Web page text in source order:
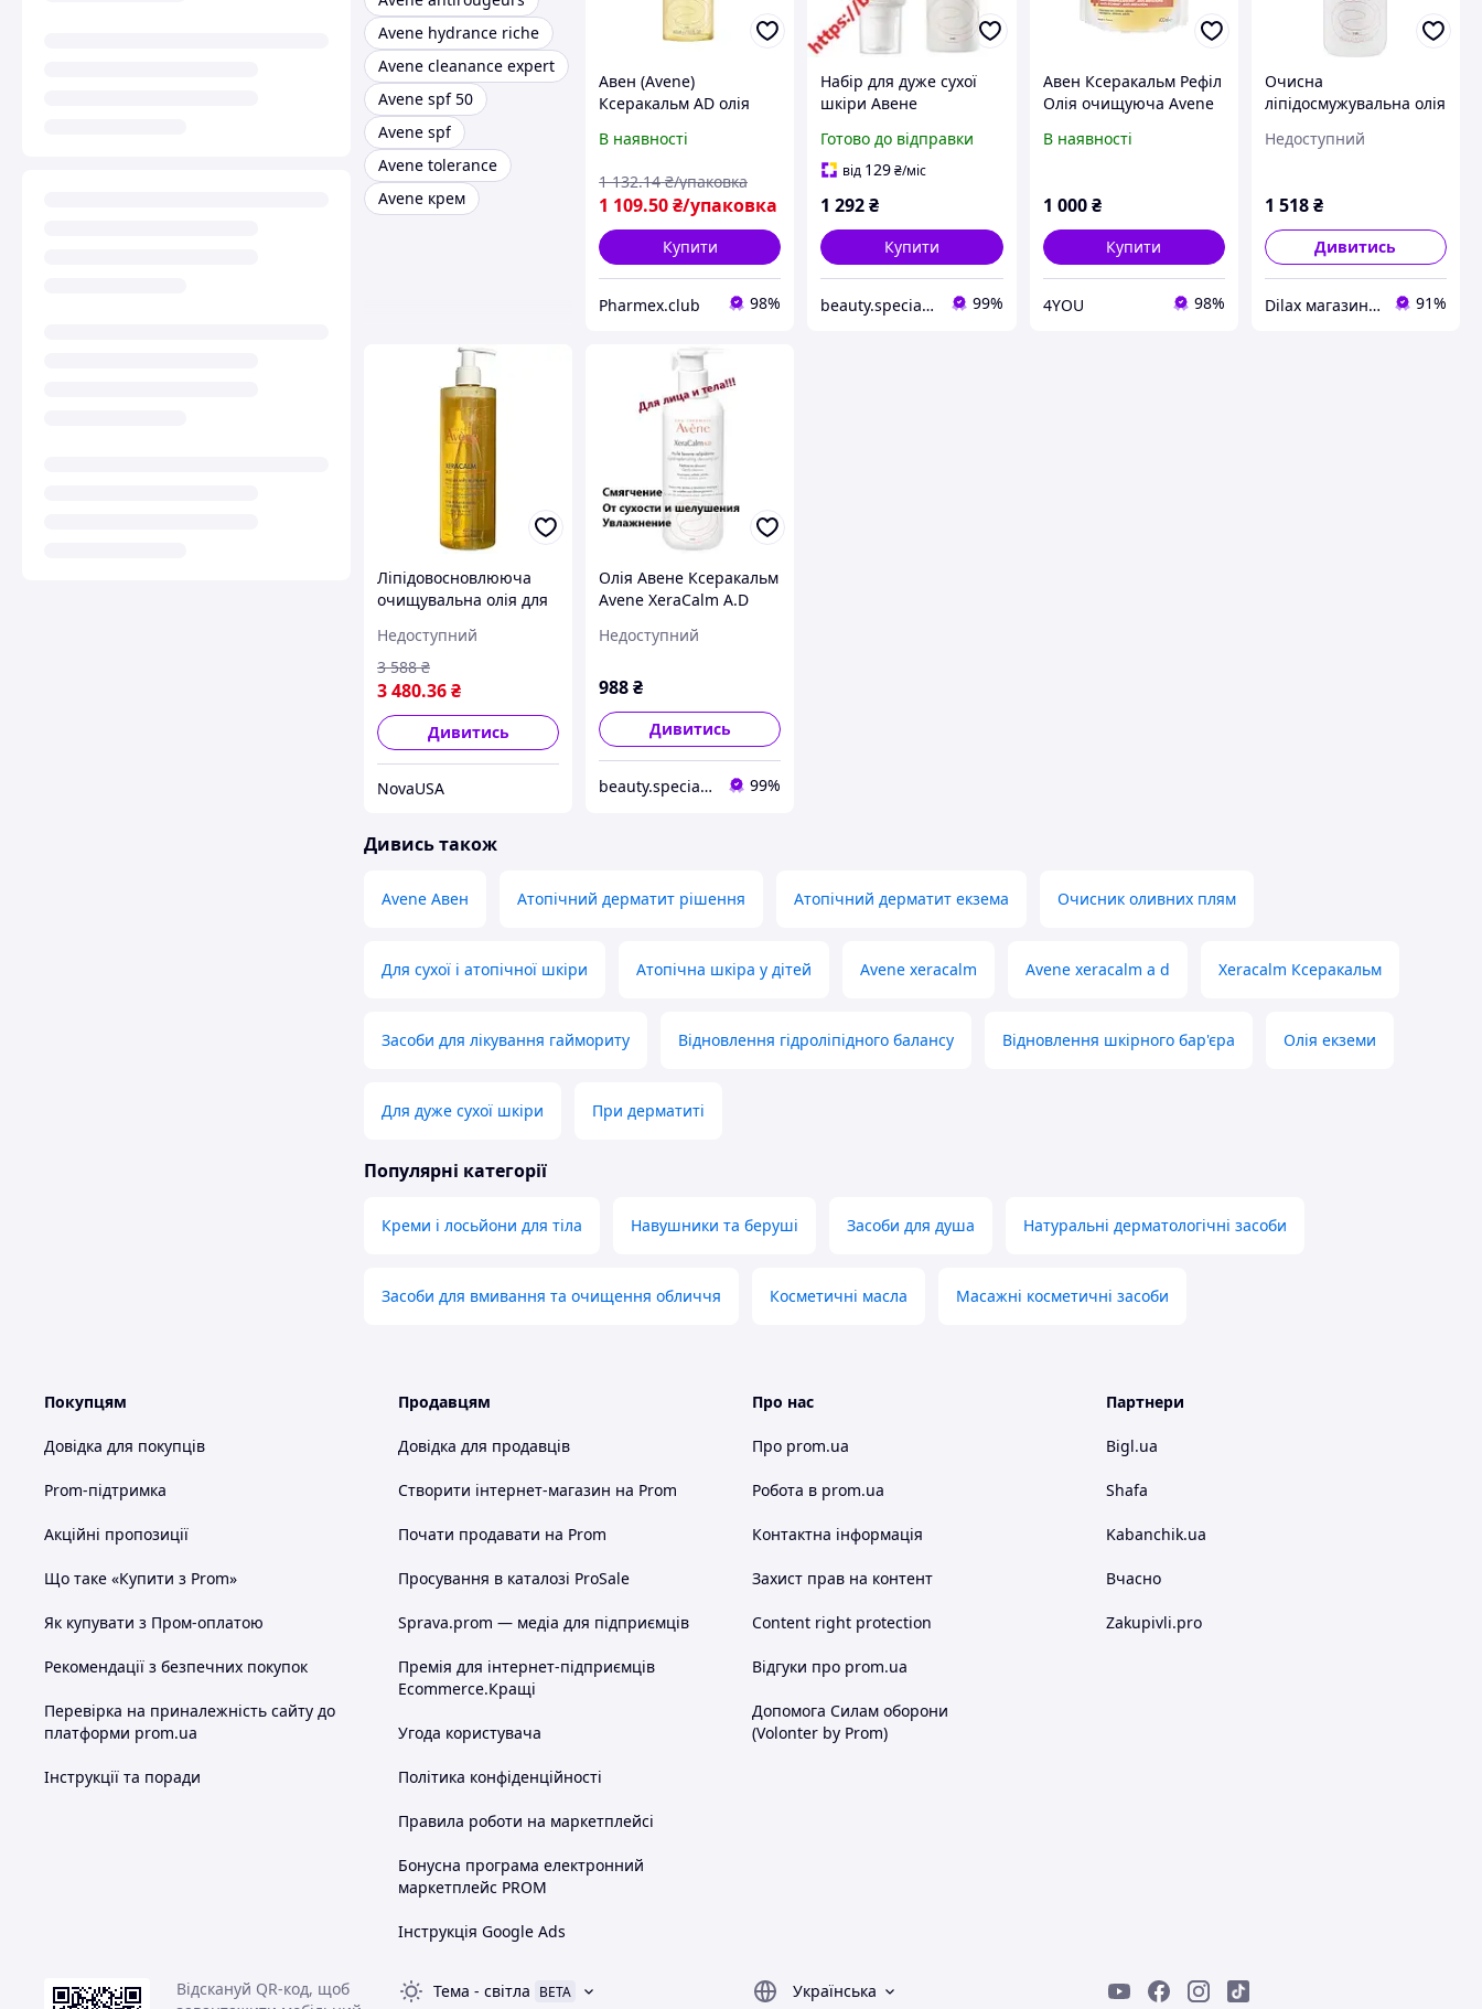
Avene hydrance riche
Avene cleanance expert
Avene spf 50
Avene spf
Avene tolerance
Avene крем
Авен (Avene)
Ксеракальм AD олія
сухої шкіри, схильної
дерматиту та свербежу
400 мл, Пьер Фабр
В наявності
1 109.50₴/упаковка
1 132.14 ₴/упаковка
Купити
Pharmex.club 98%
Набір для дуже сухої
шкіри Авене
XeraCalm AD Lipid-
Replenishing Balm
Готово до відправки
від 129₴/міс
1 292₴
Купити
beauty.specialist 99%
Авен Ксеракальм Рефіл
Олія очищуюча Avene
lavante relipidante 400
В наявності
1 000 ₴
Купити
4YOU 98%
Очисна
ліпідосмужувальна олія
Huile Lavante
Недоступний
1 518₴
Дивитись
Dilax магазин брендових дитячих іграшок та товарів для батьків. 91%
Ліпідовосновлююча
очищувальна олія для
схильного до екземи
Avene
Недоступний
3 480.36₴
3 588 ₴
Дивитись
NovaUSA
Олія Авене Ксеракальм
Avene XeraCalm A.D
Cleansing Oil
Недоступний
988₴
Дивитись
beauty.specialist 99%
Дивись також
Avene Авен Атопічний дерматит рішення Атопічний дерматит екзема Очисник оливних плям
Для сухої і атопічної шкіри Атопічна шкіра у дітей Avene xeracalm Avene xeracalm a d Xeracalm Ксеракальм
Засоби для лікування гаймориту Відновлення гідроліпідного балансу Відновлення шкірного бар'єра Олія екземи
Для дуже сухої шкіри При дерматиті
Популярні категорії
Креми і лосьйони для тіла Навушники та беруші Засоби для душа Натуральні дерматологічні засоби
Засоби для вмивання та очищення обличчя Косметичні масла Масажні косметичні засоби
Покупцям
Довідка для покупців
Prom-підтримка
Акційні пропозиції
Що таке «Купити з Prom»
Як купувати з Пром-оплатою
Рекомендації з безпечних покупок
Перевірка на приналежність сайту до
платформи prom.ua
Інструкції та поради
Продавцям
Довідка для продавців
Створити інтернет-магазин на Prom
Почати продавати на Prom
Просування в каталозі ProSale
Sprava.prom — медіа для підприємців
Премія для інтернет-підприємців
Ecommerce.Кращі
Угода користувача
Політика конфіденційності
Правила роботи на маркетплейсі
Бонусна програма електронний
маркетплейс PROM
Інструкція Google Ads
Про нас
Про prom.ua
Робота в prom.ua
Контактна інформація
Захист прав на контент
Content right protection
Відгуки про prom.ua
Допомога Силам оборони
(Volonter by Prom)
Партнери
Bigl.ua
Shafa
Kabanchik.ua
Вчасно
Zakupivli.pro
Відскануй QR-код, щоб
Тема - світла BETA Українська